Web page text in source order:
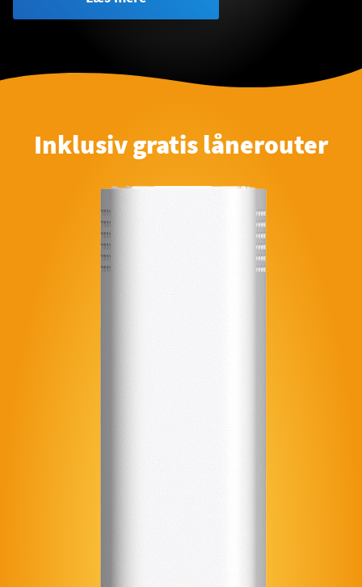
Inklusiv gratis lånerouter